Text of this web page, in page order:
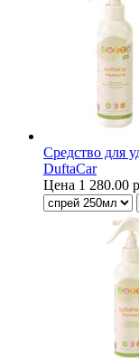
Средство для
DuftaCar
Цена 1 280.00